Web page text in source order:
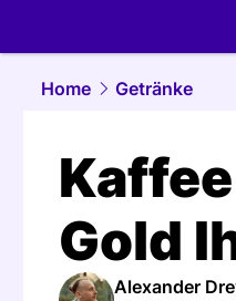
Home
Getränke
Gold
Alexander